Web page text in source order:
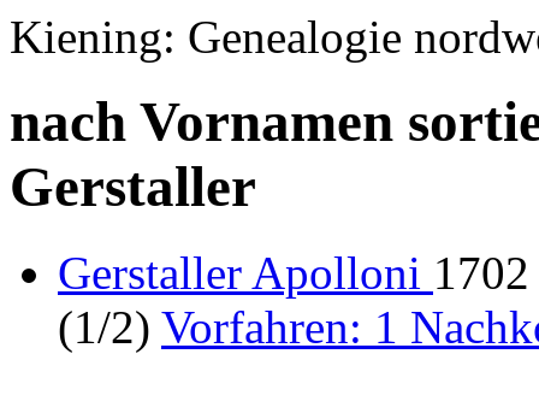
Kiening: Genealogie
nach Vornamen
Gerstaller
Gerstaller Apolloni
(1/2) Vorfahren: 1